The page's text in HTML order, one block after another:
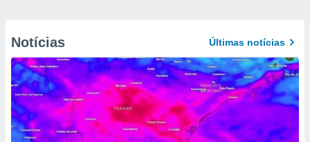
Notícias Últimas notícias